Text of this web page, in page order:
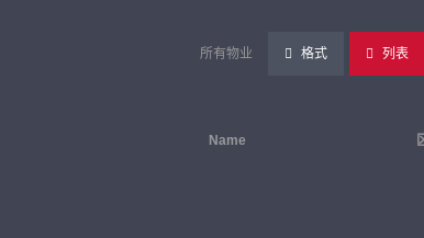
所有物业 格式 列表
Name